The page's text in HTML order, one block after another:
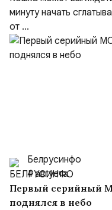
минуту начать
от ...
Белрусинфо
4 августа
Первый серийный
поднялся в небо